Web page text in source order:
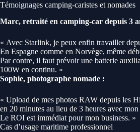
Témoignages camping-caristes et nomades
Marc, retraité en camping-car depuis 3
« Avec Starlink, je peux enfin travailler
En Espagne comme en Norvège, même
Par contre, il faut prévoir une batterie
100W en continu. »
Sophie, photographe nomade :
« Upload de mes photos RAW depuis les
en 20 minutes au lieu de 3 heures avec
Le ROI est immédiat pour mon business. »
Cas d’usage maritime professionnel